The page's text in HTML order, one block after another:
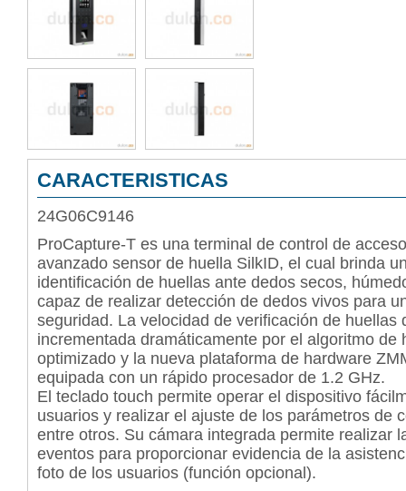
CARACTERISTICAS
24G06C9146
ProCapture-T es una terminal de control de
avanzado sensor de huella SilkID, el cual brinda
identificación de huellas ante dedos secos,
capaz de realizar detección de dedos vivos para
seguridad. La velocidad de verificación de huellas
incrementada dramáticamente por el algoritmo de
optimizado y la nueva plataforma de hardware
equipada con un rápido procesador de 1.2 GHz.
El teclado touch permite operar el dispositivo
usuarios y realizar el ajuste de los parámetros de
entre otros. Su cámara integrada permite realizar
eventos para proporcionar evidencia de la
foto de los usuarios (función opcional).